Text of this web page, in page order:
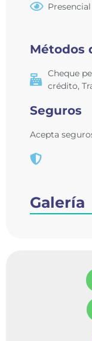
Presencial
Métodos
Cheque
crédito,
Seguros
Acepta
Galería